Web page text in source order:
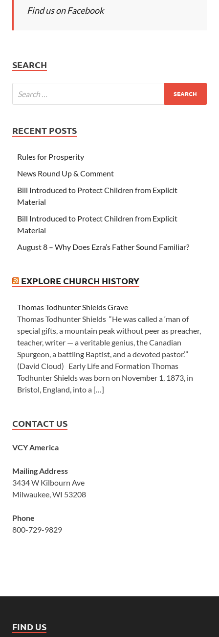
Find us on Facebook
SEARCH
RECENT POSTS
Rules for Prosperity
News Round Up & Comment
Bill Introduced to Protect Children from Explicit
Material
Bill Introduced to Protect Children from Explicit
Material
August 8 – Why Does Ezra’s Father Sound Familiar?
EXPLORE CHURCH HISTORY
Thomas Todhunter Shields Grave
Thomas Todhunter Shields “He was called a ‘man of
special gifts, a mountain peak without peer as preacher,
teacher, writer — a veritable genius, the Canadian
Spurgeon, a battling Baptist, and a devoted pastor.’”
(David Cloud) Early Life and Formation Thomas
Todhunter Shields was born on November 1, 1873, in
Bristol, England, into a […]
CONTACT US
VCY America
Mailing Address
3434 W Kilbourn Ave
Milwaukee, WI 53208
Phone
800-729-9829
FIND US